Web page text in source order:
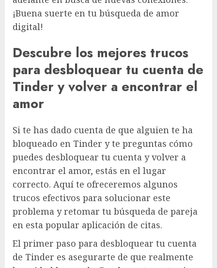
¡Buena suerte en tu búsqueda de amor
digital!
Descubre los mejores trucos
para desbloquear tu cuenta de
Tinder y volver a encontrar el
amor
Si te has dado cuenta de que alguien te ha
bloqueado en Tinder y te preguntas cómo
puedes desbloquear tu cuenta y volver a
encontrar el amor, estás en el lugar
correcto. Aquí te ofreceremos algunos
trucos efectivos para solucionar este
problema y retomar tu búsqueda de pareja
en esta popular aplicación de citas.
El primer paso para desbloquear tu cuenta
de Tinder es asegurarte de que realmente